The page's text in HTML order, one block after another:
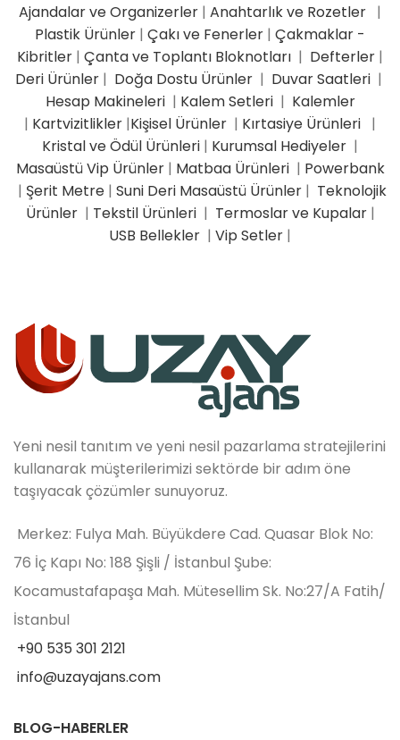
Ajandalar ve Organizerler | Anahtarlık ve Rozetler |
Plastik Ürünler | Çakı ve Fenerler | Çakmaklar -
Kibritler | Çanta ve Toplantı Bloknotları | Defterler |
Deri Ürünler| Doğa Dostu Ürünler | Duvar Saatleri |
Hesap Makineleri| Kalem Setleri| Kalemler
| Kartvizitlikler |Kişisel Ürünler | Kırtasiye Ürünleri |
Kristal ve Ödül Ürünleri | Kurumsal Hediyeler |
Masaüstü Vip Ürünler| Matbaa Ürünleri| Powerbank
| Şerit Metre| Suni Deri Masaüstü Ürünler| Teknolojik
Ürünler | Tekstil Ürünleri | Termoslar ve Kupalar|
USB Bellekler | Vip Setler |
Yeni nesil tanıtım ve yeni nesil pazarlama stratejilerini
kullanarak müşterilerimizi sektörde bir adım öne
taşıyacak çözümler sunuyoruz.
Merkez: Fulya Mah. Büyükdere Cad. Quasar Blok No:
76 İç Kapı No: 188 Şişli / İstanbul Şube:
Kocamustafapaşa Mah. Mütesellim Sk. No:27/A Fatih/
İstanbul
+90 535 301 2121
info@uzayajans.com
BLOG-HABERLER